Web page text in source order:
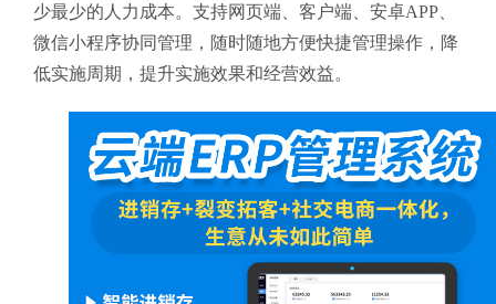
少最少的人力成本。支持网页端、客户端、安卓APP、
微信小程序协同管理，随时随地方便快捷管理操作，降
低实施周期，提升实施效果和经营效益。